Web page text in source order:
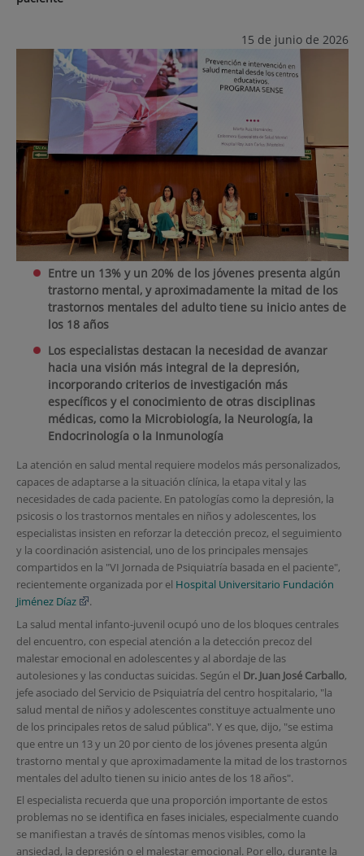
15 de junio de 2026
Entre un 13% y un 20% de los jóvenes presenta algún
trastorno mental, y aproximadamente la mitad de los
trastornos mentales del adulto tiene su inicio antes de
los 18 años
Los especialistas destacan la necesidad de avanzar
hacia una visión más integral de la depresión,
incorporando criterios de investigación más
específicos y el conocimiento de otras disciplinas
médicas, como la Microbiología, la Neurología, la
Endocrinología o la Inmunología
La atención en salud mental requiere modelos más personalizados,
capaces de adaptarse a la situación clínica, la etapa vital y las
necesidades de cada paciente. En patologías como la depresión, la
psicosis o los trastornos mentales en niños y adolescentes, los
especialistas insisten en reforzar la detección precoz, el seguimiento
y la coordinación asistencial, uno de los principales mensajes
compartidos en la "VI Jornada de Psiquiatría basada en el paciente",
recientemente organizada por el Hospital Universitario Fundación
Jiménez Díaz
.
La salud mental infanto-juvenil ocupó uno de los bloques centrales
del encuentro, con especial atención a la detección precoz del
malestar emocional en adolescentes y al abordaje de las
autolesiones y las conductas suicidas. Según el Dr. Juan José Carballo,
jefe asociado del Servicio de Psiquiatría del centro hospitalario, "la
salud mental de niños y adolescentes constituye actualmente uno
de los principales retos de salud pública". Y es que, dijo, "se estima
que entre un 13 y un 20 por ciento de los jóvenes presenta algún
trastorno mental y que aproximadamente la mitad de los trastornos
mentales del adulto tienen su inicio antes de los 18 años".
El especialista recuerda que una proporción importante de estos
problemas no se identifica en fases iniciales, especialmente cuando
se manifiestan a través de síntomas menos visibles, como la
ansiedad, la depresión o el malestar emocional. Por ello, durante la